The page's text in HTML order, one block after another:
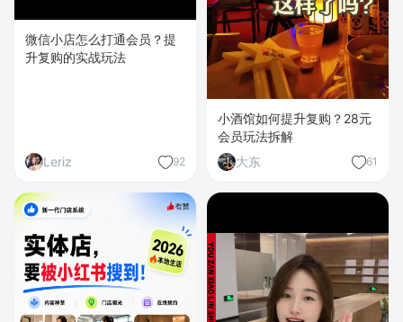
微信小店怎么打通会员？提
升复购的实战玩法
Leriz 92
小酒馆如何提升复购？28元
会员玩法拆解
大东
61